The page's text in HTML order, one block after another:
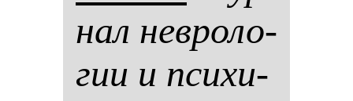
нал нев­ро­ло­
гии и пси­хи­